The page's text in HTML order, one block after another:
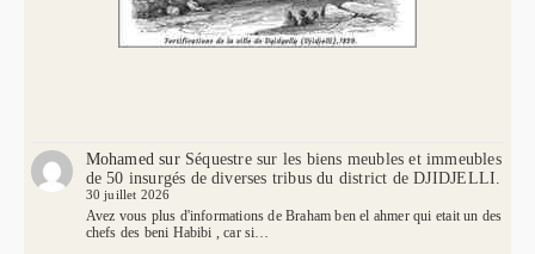
Mohamedsur Séquestre sur les biens meubles et immeubles
de 50 insurgés de diverses tribus du district de DJIDJELLI.
30 juillet 2026
Avez vous plus d'informations de Braham ben el ahmer qui etait un des
chefs des beni Habibi , car si…